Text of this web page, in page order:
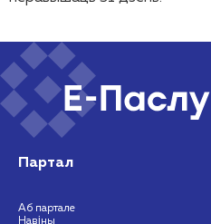
Партал
Аб партале
Навіны